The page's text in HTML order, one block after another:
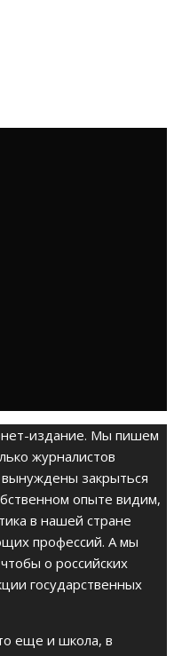
издание. Мы пишем
журналистов
закрыться
опыте видим,
в нашей стране
профессий. А мы
о российских
государственных
еще и школа, в